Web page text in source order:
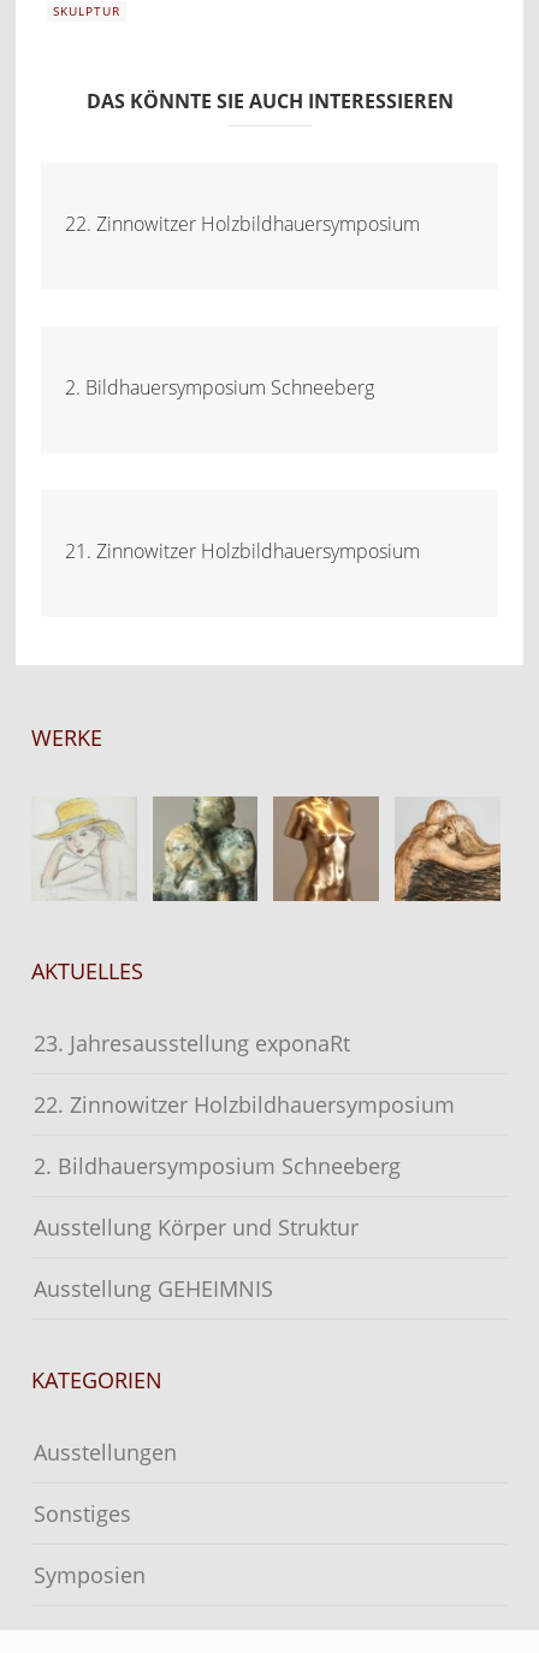
SKULPTUR
DAS KÖNNTE SIE AUCH INTERESSIEREN
22. Zinnowitzer Holzbildhauersymposium
2. Bildhauersymposium Schneeberg
21. Zinnowitzer Holzbildhauersymposium
WERKE
AKTUELLES
23. Jahresausstellung exponaRt
22. Zinnowitzer Holzbildhauersymposium
2. Bildhauersymposium Schneeberg
Ausstellung Körper und Struktur
Ausstellung GEHEIMNIS
KATEGORIEN
Ausstellungen
Sonstiges
Symposien